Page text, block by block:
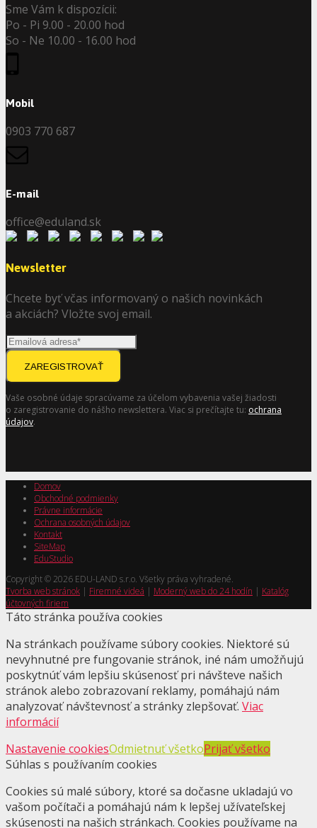
Sme Vám k dispozícii:
Po - Pi 9.00 - 20.00 hod
So - Ne 10.00 - 16.00 hod
Mobil
0903 770 687
E-mail
office@eduland.sk
Newsletter
Chcete byť včas informovaný o našich novinkách
a akciách? Vložte svoj email.
ZAREGISTROVAŤ
Vaše osobné údaje spracúvame za účelom vybavenia vašej žiadosti
o zaregistrovanie do nášho newslettera. Viac si prečítajte tu: ochrana
údajov.
Domov
Obchodné podmienky
Právne informácie
Ochrana osobných údajov
Kontakt
SiteMap
EduStudio
Copyright © 2026 EDU-LAND s.r.o. Všetky práva vyhradené.
Tvorba web stránok | Firemné videá | Moderný web do 24 hodín | Katalóg
účtovných firiem
Táto stránka používa cookies
Na stránkach používame súbory cookies. Niektoré sú
nevyhnutné pre fungovanie stránok, iné nám umožňujú
poskytnúť vám lepšiu skúsenosť pri návšteve našich
stránok alebo zobrazovaní reklamy, pomáhajú nám
analyzovať návštevnosť a stránky zlepšovať. Viac
informácií
Nastavenie cookiesOdmietnuť všetkoPrijať všetko
Súhlas s používaním cookies
Cookies sú malé súbory, ktoré sa dočasne ukladajú vo
vašom počítači a pomáhajú nám k lepšej užívateľskej
skúsenosti na našich stránkach. Cookies používame na